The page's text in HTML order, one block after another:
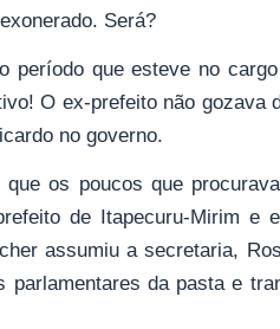
Será?
período que esteve no
O ex-prefeito não gozava
no governo.
que os poucos que
de Itapecuru-Mirim e
assumiu a secretaria,
parlamentares da pasta e